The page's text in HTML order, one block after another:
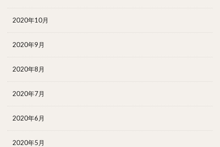
2020年10月
2020年9月
2020年8月
2020年7月
2020年6月
2020年5月